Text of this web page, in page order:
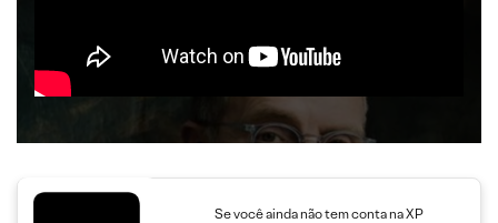
Se você ainda não tem conta na XP